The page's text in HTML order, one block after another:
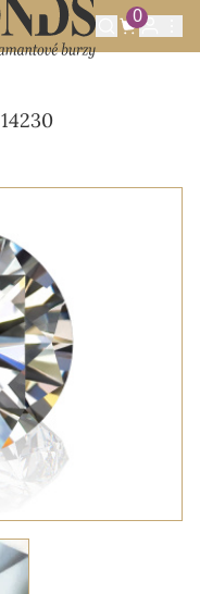
0
0.30CT J/VS1 S GIA
14230